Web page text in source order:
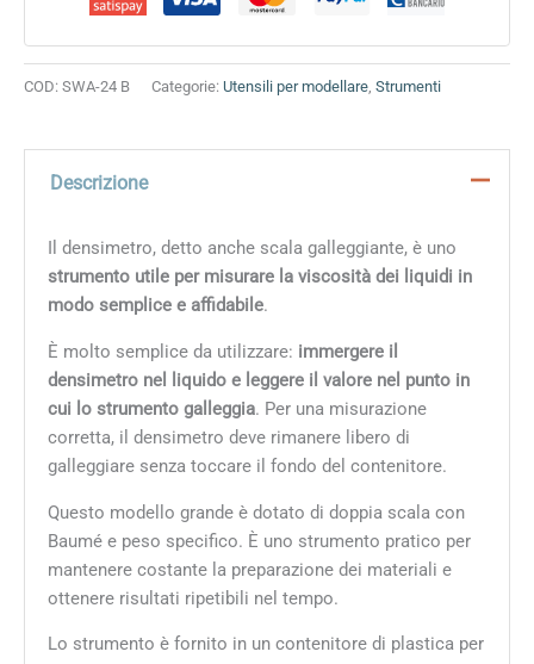
COD: SWA-24 B Categorie: Utensili per modellare, Strumenti
Descrizione
Il densimetro, detto anche scala galleggiante, è uno
strumento utile per misurare la viscosità dei liquidi in
modo semplice e affidabile.
È molto semplice da utilizzare: immergere il
densimetro nel liquido e leggere il valore nel punto in
cui lo strumento galleggia. Per una misurazione
corretta, il densimetro deve rimanere libero di
galleggiare senza toccare il fondo del contenitore.
Questo modello grande è dotato di doppia scala con
Baumé e peso specifico. È uno strumento pratico per
mantenere costante la preparazione dei materiali e
ottenere risultati ripetibili nel tempo.
Lo strumento è fornito in un contenitore di plastica per